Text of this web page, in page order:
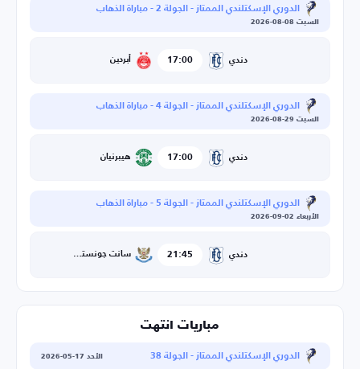
الدوري الإسكتلندي الممتاز - الجولة 2 - مباراة الذهاب
السبت 08-08-2026
دندي 17:00 أبردين
الدوري الإسكتلندي الممتاز - الجولة 4 - مباراة الذهاب
السبت 29-08-2026
دندي 17:00 هيبرنيان
الدوري الإسكتلندي الممتاز - الجولة 5 - مباراة الذهاب
الأربعاء 02-09-2026
دندي 21:45 سانت جونستون
مباريات انتهت
الدوري الإسكتلندي الممتاز - الجولة 38 الأحد 17-05-2026